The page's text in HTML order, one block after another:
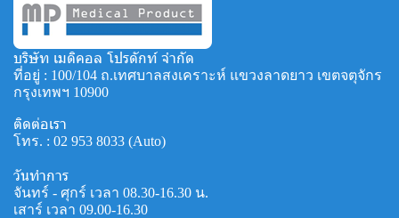
บริษัท เมดิคอล โปรดักท์ จำกัด
ที่อยู่ : 100/104 ถ.เทศบาลสงเคราะห์ แขวงลาดยาว เขตจตุจักร
กรุงเทพฯ 10900
ติดต่อเรา
โทร. : 02 953 8033 (Auto)
วันทำการ
จันทร์ - ศุกร์ เวลา 08.30-16.30 น.
เสาร์ เวลา 09.00-16.30